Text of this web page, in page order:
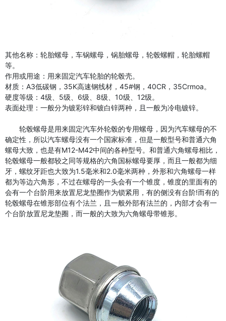
其他名称：轮胎螺母，车锅螺母，锅胎螺母，轮毂螺帽，轮胎螺帽
等。
作用或用途：用来固定汽车轮胎的轮毂壳。
材质：A3低碳钢，35K高速钢线材，45#钢，40CR，35Crmoa。
硬度等级：4级、5级、6级、8级、10级、12级。
表面处理：一般分为镀彩锌和镀白锌两种，且一般为冷电镀锌。
轮毂螺母是用来固定汽车外轮毂的专用螺母，因为汽车螺母的不
确定性，所以汽车螺母没有一个国家标准，但是一般型号和普通六角
螺母大致，也是有M12-M42中间的各种型号。和普通六角螺母相比，
轮毂螺母一般都较之同等规格的六角国标螺母要厚，而且一般都为细
牙，螺纹牙距也大致为1.5毫米和2.0毫米两种，外形和六角螺母一样
都为等边六角形，不过在螺母的一头会有一个锥度，锥度的里面有的
会有一个台阶用来放置尼龙垫圈作为锁紧用，有的侧没有台阶!而有的
轮毂螺母在锥形部位有个法兰，且一般外部有法兰的，内部才会有一
个台阶放置尼龙垫圈，而一般的大致为六角螺母带锥形。